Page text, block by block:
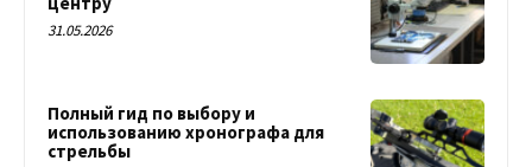
31.05.2026
Полный гид по выбору и
использованию хронографа для
стрельбы